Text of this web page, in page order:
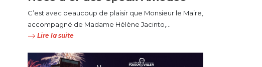
C’est avec beaucoup de plaisir que Monsieur le Maire,
accompagné de Madame Hélène Jacinto,...
Lire la suite